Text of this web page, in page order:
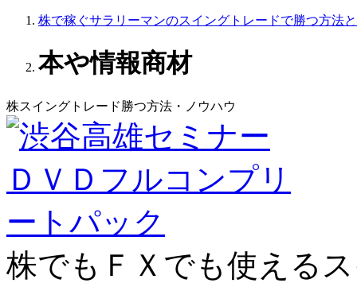
株で稼ぐサラリーマンのスイングトレードで勝つ方法
本や情報商材
株スイングトレード勝つ方法・ノウハウ
株でもＦＸでも使える